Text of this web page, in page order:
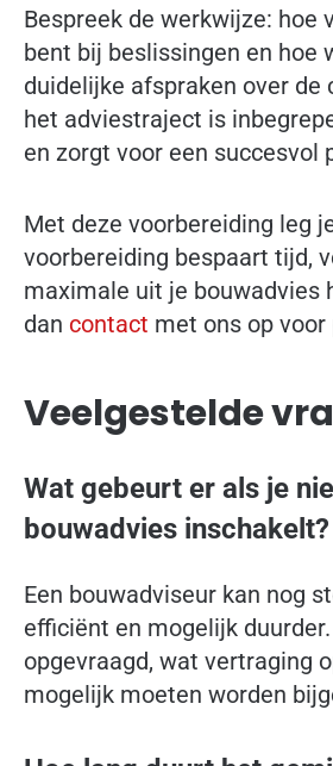
Bespreek de werkwijze: hoe
bent bij beslissingen en hoe
duidelijke afspraken over
het adviestraject is
en zorgt voor een succesvol
Met deze voorbereiding leg
voorbereiding bespaart tijd,
maximale uit je bouwadvies
dan contact met ons op
Veelgestelde
Wat gebeurt er als je
bouwadvies inschakelt?
Een bouwadviseur kan nog
efficiënt en mogelijk
opgevraagd, wat vertraging
mogelijk moeten worden